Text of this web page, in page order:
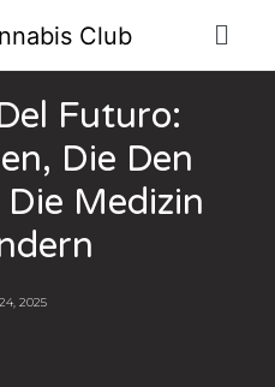
Futuro:
Die Den
Medizin
2025